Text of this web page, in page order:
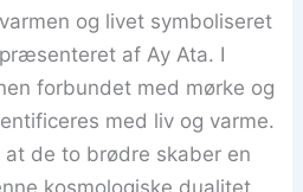
og livet symboliseret
af Ay Ata. I
forbundet med mørke og
med liv og varme.
at de to brødre skaber en
kosmologiske dualitet